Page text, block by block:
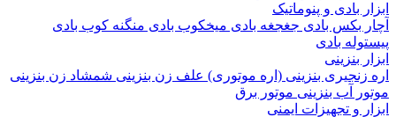
بادی و پنوماتیک
بکس بادی جغجغه بادی میخکوب بادی منگنه کوب بادی
بادی
بنزینی
بنزینی (اره موتوری)علف زن بنزینیشمشاد زن بنزینی
آب بنزینیموتور برق
و تجهیزات ایمنی